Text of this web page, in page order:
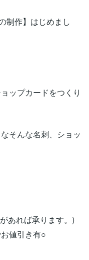
制作】はじめまし
ップカードをつくり
そんな名刺、ショッ
あれば承ります。)
値引き有○